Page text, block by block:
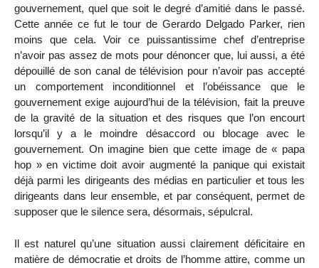
gouvernement, quel que soit le degré d’amitié dans le passé.
Cette année ce fut le tour de Gerardo Delgado Parker, rien
moins que cela. Voir ce puissantissime chef d’entreprise
n’avoir pas assez de mots pour dénoncer que, lui aussi, a été
dépouillé de son canal de télévision pour n’avoir pas accepté
un comportement inconditionnel et l’obéissance que le
gouvernement exige aujourd’hui de la télévision, fait la preuve
de la gravité de la situation et des risques que l’on encourt
lorsqu’il y a le moindre désaccord ou blocage avec le
gouvernement. On imagine bien que cette image de « papa
hop » en victime doit avoir augmenté la panique qui existait
déjà parmi les dirigeants des médias en particulier et tous les
dirigeants dans leur ensemble, et par conséquent, permet de
supposer que le silence sera, désormais, sépulcral.
Il est naturel qu’une situation aussi clairement déficitaire en
matière de démocratie et droits de l’homme attire, comme un